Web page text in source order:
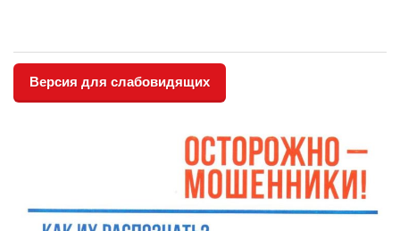
Версия для слабовидящих